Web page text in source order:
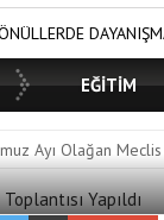
EĞİTİM
Ayı Olağan Meclis